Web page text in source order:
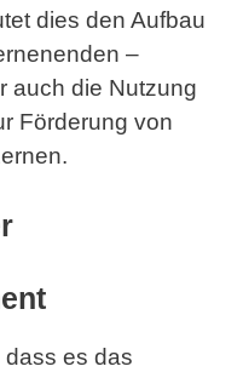
dies den Aufbau
–
auch die Nutzung
Förderung von
dass es das